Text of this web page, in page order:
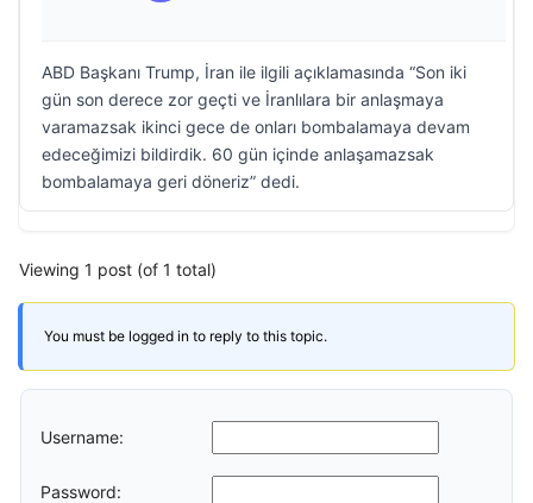
ABD Başkanı Trump, İran ile ilgili açıklamasında “Son iki
gün son derece zor geçti ve İranlılara bir anlaşmaya
varamazsak ikinci gece de onları bombalamaya devam
edeceğimizi bildirdik. 60 gün içinde anlaşamazsak
bombalamaya geri döneriz” dedi.
Viewing 1 post (of 1 total)
You must be logged in to reply to this topic.
Username:
Password: